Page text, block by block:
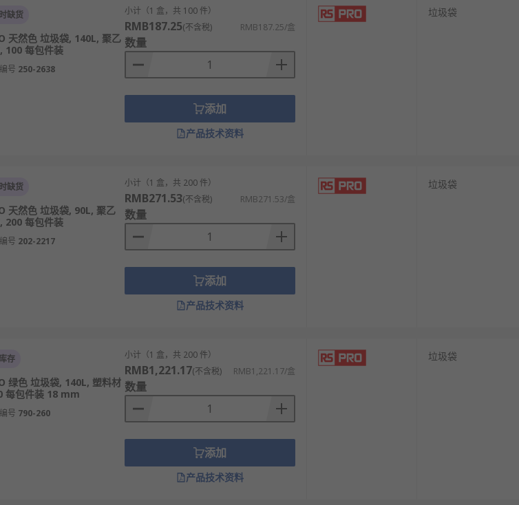
缺货
天然色 垃圾袋, 140L, 聚乙
100 每包件装
号 250-2638
小计（1 盒，共 100 件）
RMB187.25(不含税) RMB187.25/盒
数量
添加
产品技术资料
垃圾袋
缺货
天然色 垃圾袋, 90L, 聚乙
200 每包件装
号 202-2217
小计（1 盒，共 200 件）
RMB271.53(不含税) RMB271.53/盒
数量
添加
产品技术资料
垃圾袋
存
绿色 垃圾袋, 140L, 塑料材
每包件装 18 mm
号 790-260
小计（1 盒，共 200 件）
RMB1,221.17(不含税) RMB1,221.17/盒
数量
添加
产品技术资料
垃圾袋